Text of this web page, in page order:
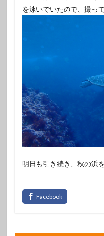
を泳いでいたので、撮っ
明日も引き続き、秋の浜